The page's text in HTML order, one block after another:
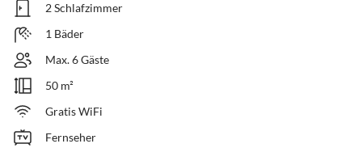
2 Schlafzimmer
1 Bäder
Max. 6 Gäste
50 m²
Gratis WiFi
Fernseher